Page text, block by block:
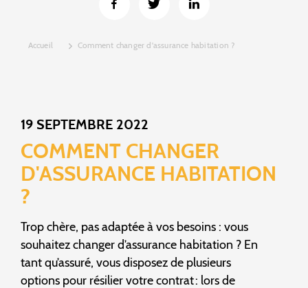
Accueil Comment changer d'assurance habitation ?
19 SEPTEMBRE 2022
COMMENT CHANGER
D'ASSURANCE HABITATION
?
Trop chère, pas adaptée à vos besoins : vous
souhaitez changer d’assurance habitation ? En
tant qu’assuré, vous disposez de plusieurs
options pour résilier votre contrat : lors de